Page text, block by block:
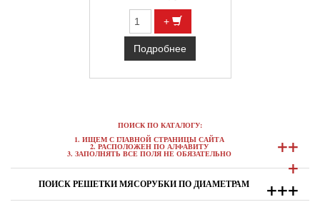
+
Подробнее
ПОИСК ПО КАТАЛОГУ:
1. ИЩЕМ С ГЛАВНОЙ СТРАНИЦЫ САЙТА
+
+
2. РАСПОЛОЖЕН ПО АЛФАВИТУ
3. ЗАПОЛНЯТЬ ВСЕ ПОЛЯ НЕ ОБЯЗАТЕЛЬНО +
ПОИСК РЕШЕТКИ МЯСОРУБКИ ПО ДИАМЕТРАМ +
+
+